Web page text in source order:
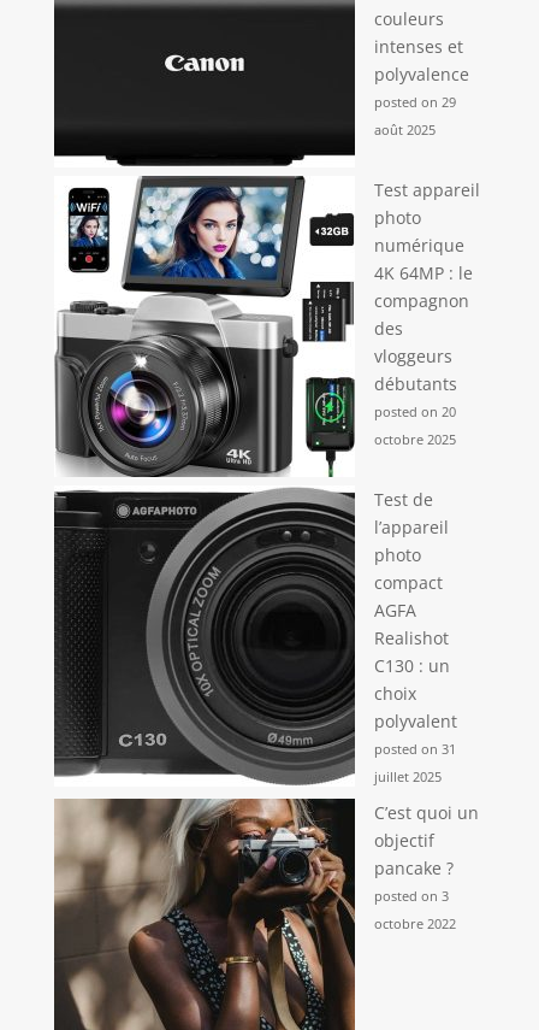
couleurs
intenses et
polyvalence
posted on 29
août 2025
Test appareil
photo
numérique
4K 64MP : le
compagnon
des
vloggeurs
débutants
posted on 20
octobre 2025
Test de
l’appareil
photo
compact
AGFA
Realishot
C130 : un
choix
polyvalent
posted on 31
juillet 2025
C’est quoi un
objectif
pancake ?
posted on 3
octobre 2022